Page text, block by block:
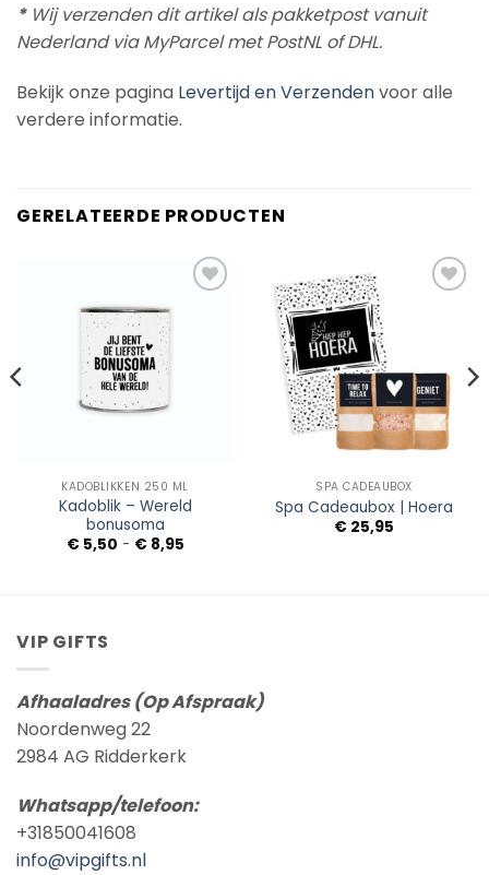
*Wij verzenden dit artikel als pakketpost vanuit
Nederland via MyParcel met PostNL of DHL.
Bekijk onze pagina Levertijd en Verzendenvoor alle
verdere informatie.
GERELATEERDE PRODUCTEN
KADOBLIKKEN 250 ML
Kadoblik – Wereld
bonusoma
€5,50 - €8,95Prijsklasse:
SPA CADEAUBOX
Spa Cadeaubox | Hoera
€ 25,95
VIP GIFTS
Afhaaladres (Op Afspraak)
Noordenweg 22
2984 AG Ridderkerk
Whatsapp/telefoon:
+31850041608
info@vipgifts.nl